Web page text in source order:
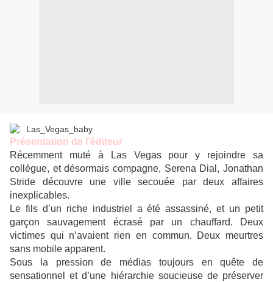
Présentation de l’éditeur
Récemment muté à Las Vegas pour y rejoindre sa
collègue, et désormais compagne, Serena Dial, Jonathan
Stride découvre une ville secouée par deux affaires
inexplicables.
Le fils d’un riche industriel a été assassiné, et un petit
garçon sauvagement écrasé par un chauffard. Deux
victimes qui n’avaient rien en commun. Deux meurtres
sans mobile apparent.
Sous la pression de médias toujours en quête de
sensationnel et d’une hiérarchie soucieuse de préserver